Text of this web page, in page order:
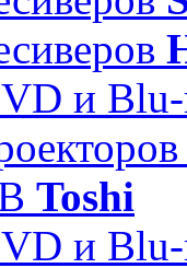
и
Toshi
и